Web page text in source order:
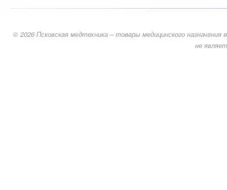
© 2026 Псковская медтехника – товары медицинского
не